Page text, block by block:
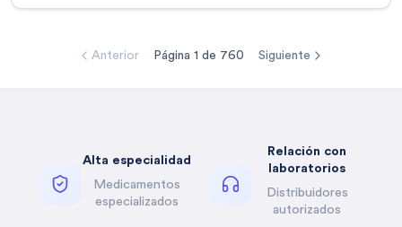
Anterior Página 1 de 760 Siguiente
Alta especialidad
Medicamentos
especializados
Relación con
laboratorios
Distribuidores
autorizados